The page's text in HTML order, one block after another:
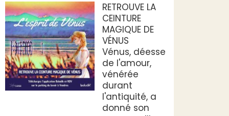
RETROUVE LA
CEINTURE
MAGIQUE DE
VÉNUS
Vénus, déesse
de l'amour,
vénérée
durant
l'antiquité, a
donné son